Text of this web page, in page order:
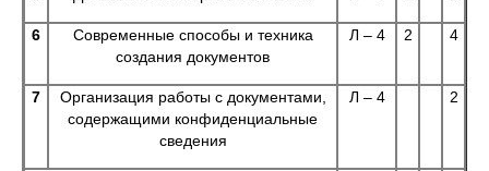
6
Современные способы и техника
создания документов
Л – 4 2 4
7
Организация работы с документами,
содержащими конфиденциальные
сведения
Л – 4 2